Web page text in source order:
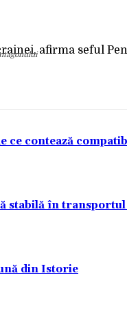
ce contează
stabilă în transportul
din Istorie